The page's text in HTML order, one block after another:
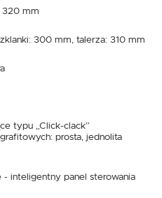
320 mm
300 mm, talerza: 310 mm
typu „Click-clack”
prosta, jednolita
- inteligentny panel sterowania